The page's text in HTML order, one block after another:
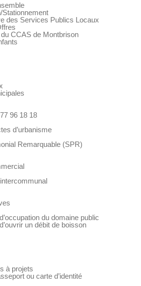
Stationnement
des Services Publics Locaux
CCAS de Montbrison
96 18 18
d’urbanisme
Remarquable (SPR)
du domaine public
un débit de boisson
à projets
ou carte d’identité